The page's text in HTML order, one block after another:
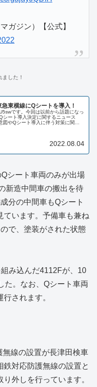
ガジン）【公式】
した！
急東横線にQシートを導入！
です。今回は以前から話題になっ
シート導入決定に関するニュース
図やQシート導入に伴う対策に関し
2022.08.04
シート車両のみが出場
新造中間車の搬出を待
分の中間車もQシート
ています。予備車も兼ね
で、塗装がされた状態
み込んだ4112Fが、10
た。なお、Qシート車両
されます。
線の設置が長津田検車
鉄対応防護無線の設置と
外しを行っています。